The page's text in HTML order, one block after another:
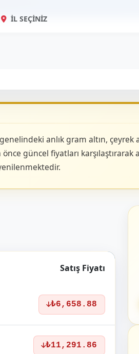
İL SEÇINIZ
anlık gram altın, çeyrek
güncel fiyatları karşılaştırarak
Satış Fiyatı
₺6,658.88
₺11,291.86